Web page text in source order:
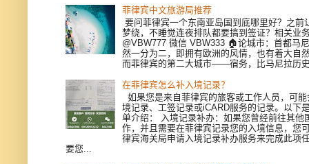
菲律宾中文旅游局推荐
要问菲律宾一个东南亚岛国到底哪里好？之前
梦绕，不睡觉连夜排队都要搞到签证？相关业
@VBW777 微信 VBW333 🏠论城市：首都马
然一分为二，即拥有欧洲的风情，也有着大自
而菲律宾的第二大城市——宿务，比马尼拉历
在菲律宾怎么补入境记录？
如果您是来自菲律宾的旅客或工作人员，可
境记录、工签记录或iCARD服务的记录。以下
单介绍： 入境记录补办：如果您曾经前往其他
作，并且需要在菲律宾记录您的入境信息，您
律宾海关局申请入境记录补办服务来完成此项
要您...